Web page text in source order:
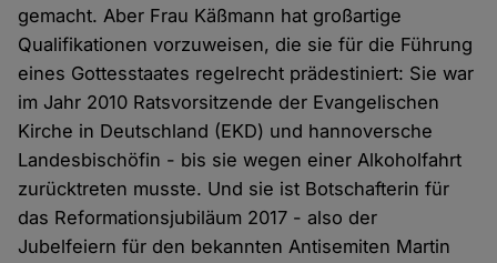
gemacht. Aber Frau Käßmann hat großartige
Qualifikationen vorzuweisen, die sie für die Führung
eines Gottesstaates regelrecht prädestiniert: Sie war
im Jahr 2010 Ratsvorsitzende der Evangelischen
Kirche in Deutschland (EKD) und hannoversche
Landesbischöfin - bis sie wegen einer Alkoholfahrt
zurücktreten musste. Und sie ist Botschafterin für
das Reformationsjubiläum 2017 - also der
Jubelfeiern für den bekannten Antisemiten Martin